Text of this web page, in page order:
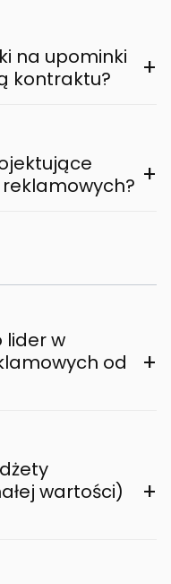
na upominki
kontraktu?
+
+
lider w
od
+
wartości)
+